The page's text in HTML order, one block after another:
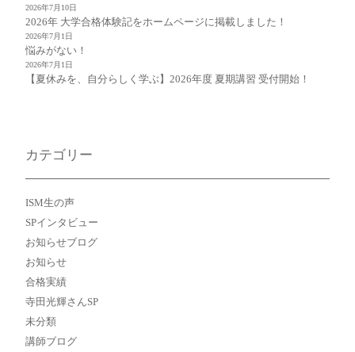
2026年 大学合格体験記をホームページに掲載しました！
2026年7月10日
悩みがない！
2026年7月1日
【夏休みを、自分らしく学ぶ】2026年度 夏期講習 受付開始！
2026年7月1日
カテゴリー
ISM生の声
SPインタビュー
お知らせブログ
お知らせ
合格実績
寺田光輝さんSP
未分類
講師ブログ